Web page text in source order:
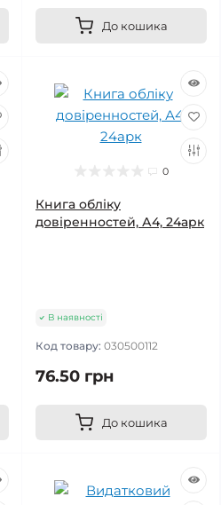
До кошика
0
Книга обліку
довіренностей, А4, 24арк
В наявності
Код товару: 030500112
76.50 грн
До кошика